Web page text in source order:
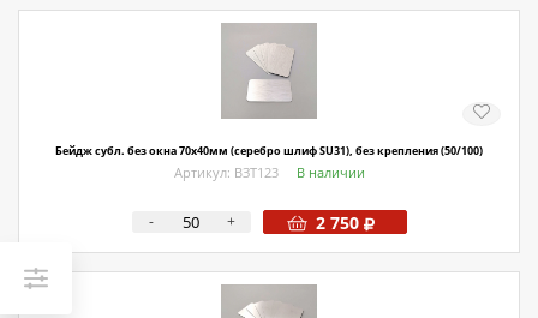
Бейдж субл. без окна 70х40мм (серебро шлиф SU31), без крепления (50/100)
Артикул: ВЗТ123 В наличии
- + 2 750